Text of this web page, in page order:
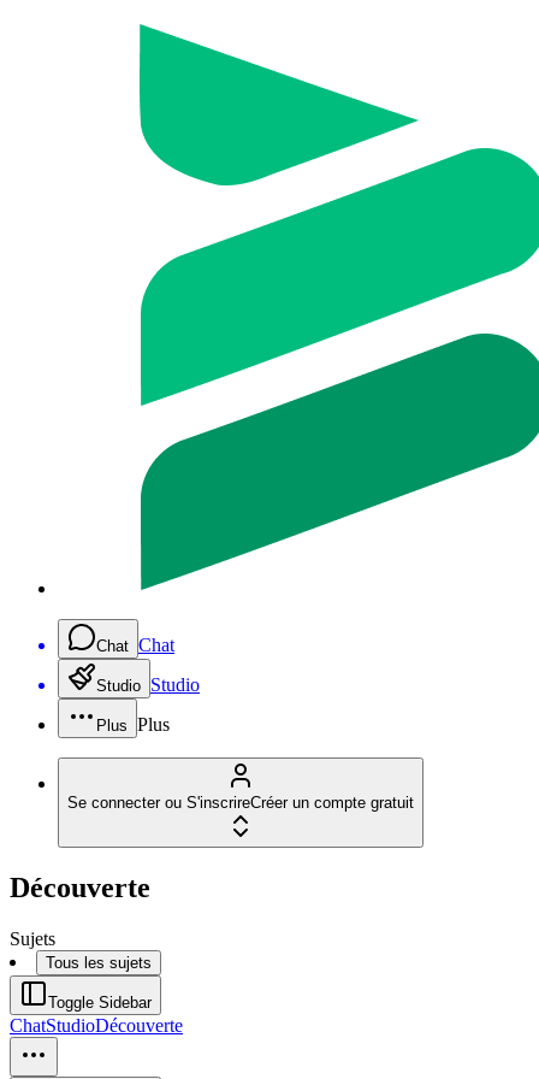
Chat Chat
Studio Studio
Plus Plus
Se connecter ou S'inscrireCréer un compte gratuit
Découverte
Sujets
Tous les sujets
Toggle Sidebar
ChatStudioDécouverte